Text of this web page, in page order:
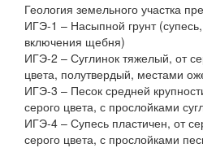
Геология земельного участка
ИГЭ-1 – Насыпной грунт
включения щебня)
ИГЭ-2 – Суглинок тяжелый, от
цвета, полутвердый, местами
ИГЭ-3 – Песок средней
серого цвета, с прослойками
ИГЭ-4 – Супесь пластичен, от
серого цвета, с прослойками